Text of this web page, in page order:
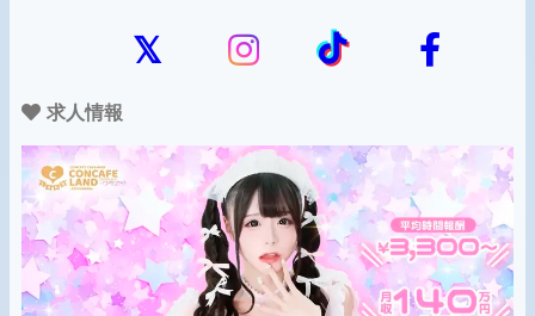
求人情報